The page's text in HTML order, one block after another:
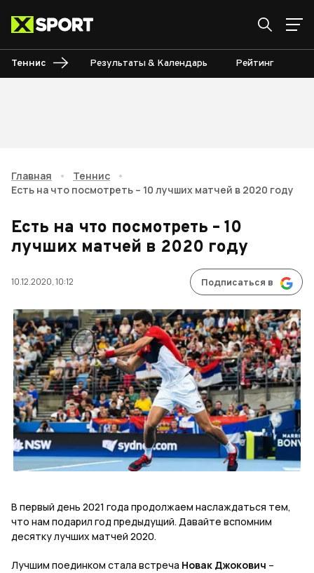
Теннис Результаты & Календарь Рейтинг
Главная • Теннис
•
Есть на что посмотреть – 10 лучших матчей в 2020 году
Есть на что посмотреть – 10
лучших матчей в 2020 году
10.12.2020, 10:12 Подписаться в
В первый день 2021 года продолжаем наслаждаться тем,
что нам подарил год предыдущий. Давайте вспомним
десятку лучших матчей 2020.
Лучшим поединком стала встреча Новак Джокович –